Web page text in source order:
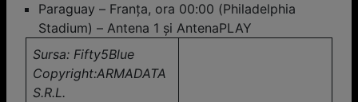
Paraguay – Franța, ora 00:00 (Philadelphia
Stadium) – Antena 1 și AntenaPLAY
Sursa: Fifty5Blue
Copyright:ARMADATA
S.R.L.